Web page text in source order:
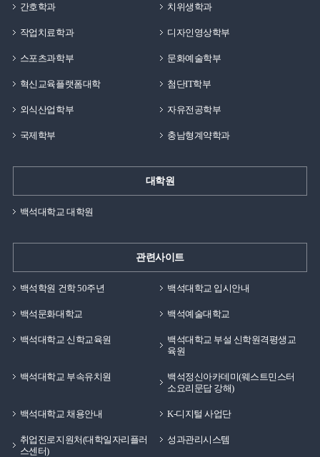
간호학과 치위생학과
작업치료학과 디자인영상학부
스포츠과학부 문화예술학부
혁신교육플랫폼대학 첨단IT학부
외식산업학부 자유전공학부
국제학부 충남형계약학과
대학원
백석대학교 대학원
관련사이트
백석학원 건학 50주년 백석대학교 입시안내
백석문화대학교 백석예술대학교
백석대학교 신학교육원
백석대학교 부설 신학원격평생교
육원
백석대학교 부속유치원
백석정신아카데미(웨스트민스터
소요리문답 강해)
백석대학교 채용안내 K-디지털 사업단
취업진로지원처(대학일자리플러
스센터)
성과관리시스템